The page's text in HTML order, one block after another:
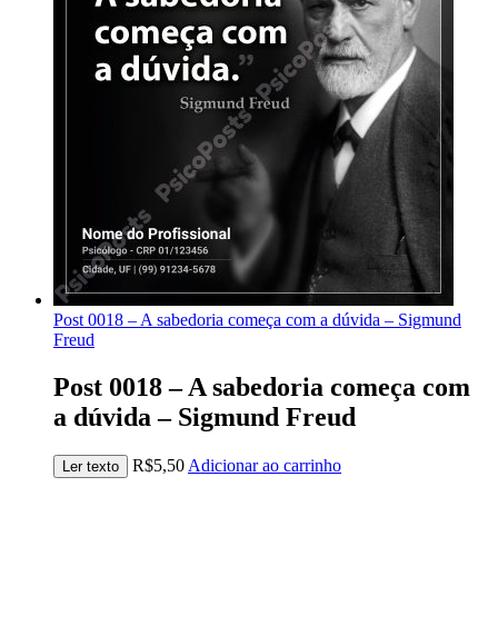
Post 0018 – A sabedoria começa com a dúvida – Sigmund
Freud
Post 0018 – A sabedoria começa com
a dúvida – Sigmund Freud
Ler texto R$5,50 Adicionar ao carrinho